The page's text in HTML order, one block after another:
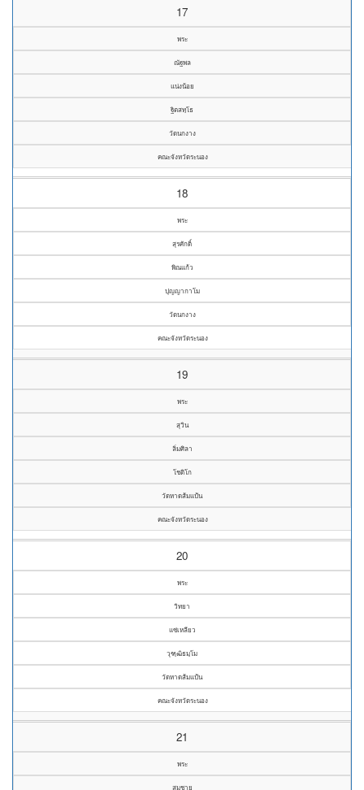
17
พระ
ณัฐพล
แน่งน้อย
ฐิตสทฺโธ
วัดนกงาง
คณะจังหวัดระนอง
18
พระ
สุรศักดิ์
พิณแก้ว
ปุญญากาโม
วัดนกงาง
คณะจังหวัดระนอง
19
พระ
สุวิน
ลิ่มศิลา
โชติโก
วัดหาดส้มแป้น
คณะจังหวัดระนอง
20
พระ
วิทยา
แซ่เหลียว
วุฑฺฒิธมฺโม
วัดหาดส้มแป้น
คณะจังหวัดระนอง
21
พระ
สมชาย